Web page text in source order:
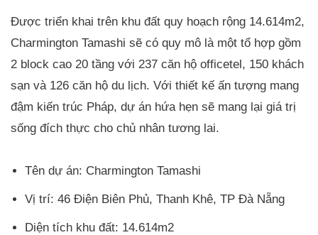
Được triển khai trên khu đất quy hoạch rộng 14.614m2,
Charmington Tamashi sẽ có quy mô là một tổ hợp gồm
2 block cao 20 tầng với 237 căn hộ officetel, 150 khách
sạn và 126 căn hộ du lịch. Với thiết kế ấn tượng mang
đậm kiến trúc Pháp, dự án hứa hẹn sẽ mang lại giá trị
sống đích thực cho chủ nhân tương lai.
Tên dự án: Charmington Tamashi
Vị trí: 46 Điện Biên Phủ, Thanh Khê, TP Đà Nẵng
Diện tích khu đất: 14.614m2